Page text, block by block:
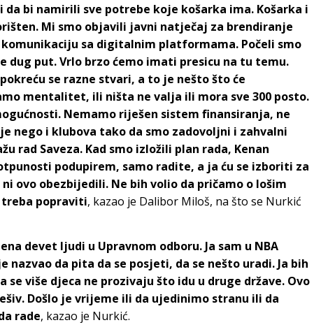
da bi namirili sve potrebe koje košarka ima. Košarka i
Mi smo objavili javni natječaj za brendiranje
komunikaciju sa digitalnim platformama. Počeli smo
dug put. Vrlo brzo ćemo imati presicu na tu temu.
se razne stvari, a to je nešto što će
mentalitet, ili ništa ne valja ili mora sve 300 posto.
Nemamo riješen sistem finansiranja, ne
nego i klubova tako da smo zadovoljni i zahvalni
rad Saveza. Kad smo izložili plan rada, Kenan
podupirem, samo radite, a ja ću se izboriti za
ni ovo obezbijedili. Ne bih volio da pričamo o lošim
popraviti, kazao je Dalibor Miloš, na što se Nurkić
devet ljudi u Upravnom odboru. Ja sam u NBA
nazvao da pita da se posjeti, da se nešto uradi. Ja bih
se više djeca ne prozivaju što idu u druge države. Ovo
Došlo je vrijeme ili da ujedinimo stranu ili da
rade, kazao je Nurkić.